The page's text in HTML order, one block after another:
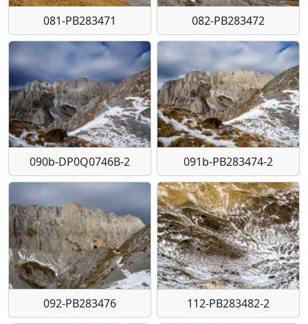
081-PB283471 082-PB283472
090b-DP0Q0746B-2 091b-PB283474-2
092-PB283476 112-PB283482-2